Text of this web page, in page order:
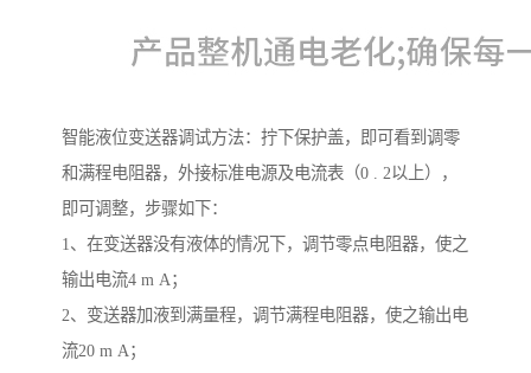
智能液位变送器调试方法：拧下保护盖，即可看到调零
和满程电阻器，外接标准电源及电流表（0 . 2以上），
即可调整，步骤如下：
1、在变送器没有液体的情况下，调节零点电阻器，使之
输出电流4 m A；
2、变送器加液到满量程，调节满程电阻器，使之输出电
流20 m A；